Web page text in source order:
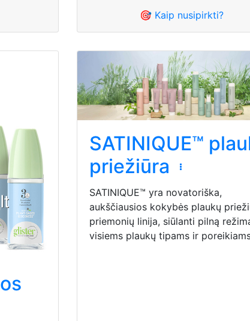
🎯 Kaip nusipirkti?
SATINIQUE™
priežiūra
SATINIQUE™ yra novatoriška,
aukščiausios kokybės plaukų
priemonių linija, siūlanti pilną
visiems plaukų tipams ir